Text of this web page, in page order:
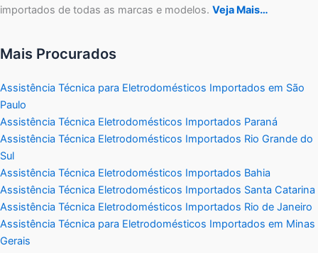
importados de todas as marcas e modelos. Veja Mais…
Mais Procurados
Assistência Técnica para Eletrodomésticos Importados em São
Paulo
Assistência Técnica Eletrodomésticos Importados Paraná
Assistência Técnica Eletrodomésticos Importados Rio Grande do
Sul
Assistência Técnica Eletrodomésticos Importados Bahia
Assistência Técnica Eletrodomésticos Importados Santa Catarina
Assistência Técnica Eletrodomésticos Importados Rio de Janeiro
Assistência Técnica para Eletrodomésticos Importados em Minas
Gerais